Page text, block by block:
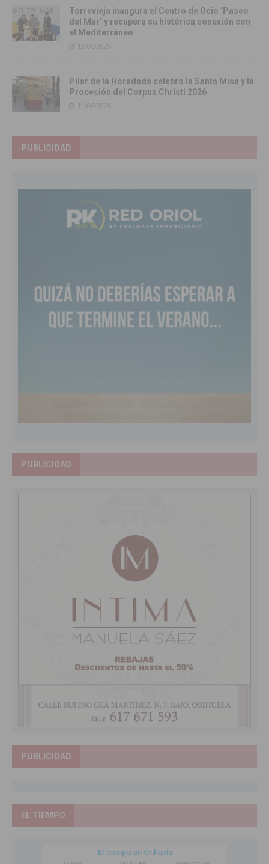
Torrevieja inaugura el Centro de Ocio ‘Paseo
del Mar’ y recupera su histórica conexión con
el Mediterráneo
12/06/2026
Pilar de la Horadada celebró la Santa Misa y la
Procesión del Corpus Christi 2026
11/06/2026
PUBLICIDAD
PUBLICIDAD
PUBLICIDAD
EL TIEMPO